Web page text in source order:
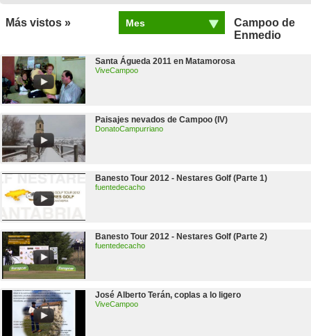
Más vistos » Mes
Campoo de
Enmedio
Santa Águeda 2011 en Matamorosa
ViveCampoo
Paisajes nevados de Campoo (IV)
DonatoCampurriano
Banesto Tour 2012 - Nestares Golf (Parte 1)
fuentedecacho
Banesto Tour 2012 - Nestares Golf (Parte 2)
fuentedecacho
José Alberto Terán, coplas a lo ligero
ViveCampoo